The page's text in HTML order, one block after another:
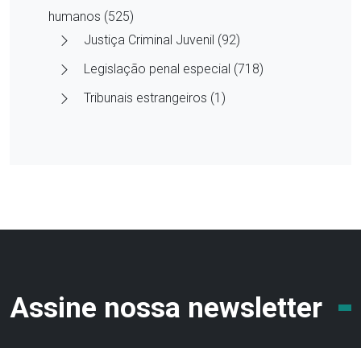
humanos (525)
Justiça Criminal Juvenil (92)
Legislação penal especial (718)
Tribunais estrangeiros (1)
Assine nossa newsletter